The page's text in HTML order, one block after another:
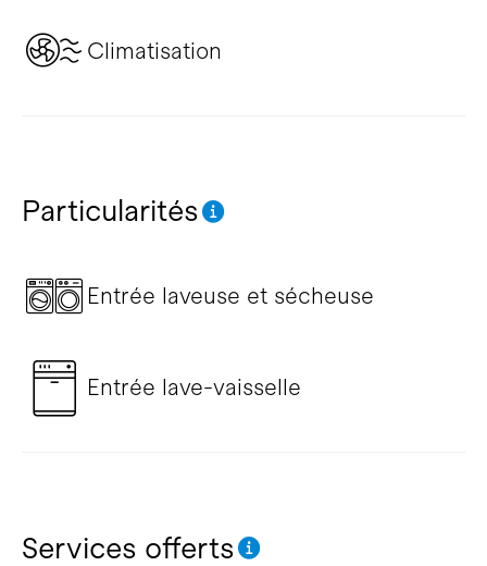
Climatisation
Particularités
Entrée laveuse et sécheuse
Entrée lave-vaisselle
Services offerts